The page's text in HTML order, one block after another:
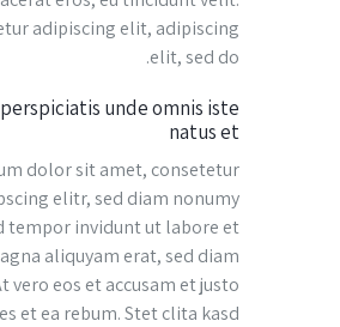
adipiscing elit, adipiscing
elit, sed do.
unde omnis iste
natus et
dolor sit amet, consetetur
elitr, sed diam nonumy
tempor invidunt ut labore et
aliquyam erat, sed diam
vero eos et accusam et justo
et ea rebum. Stet clita kasd